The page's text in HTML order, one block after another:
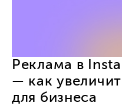
Реклама в
— как
для бизнеса